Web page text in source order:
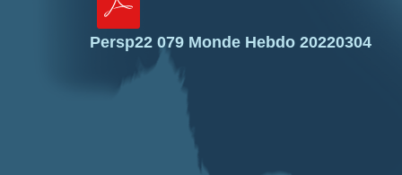
Persp22 079 Monde Hebdo 20220304